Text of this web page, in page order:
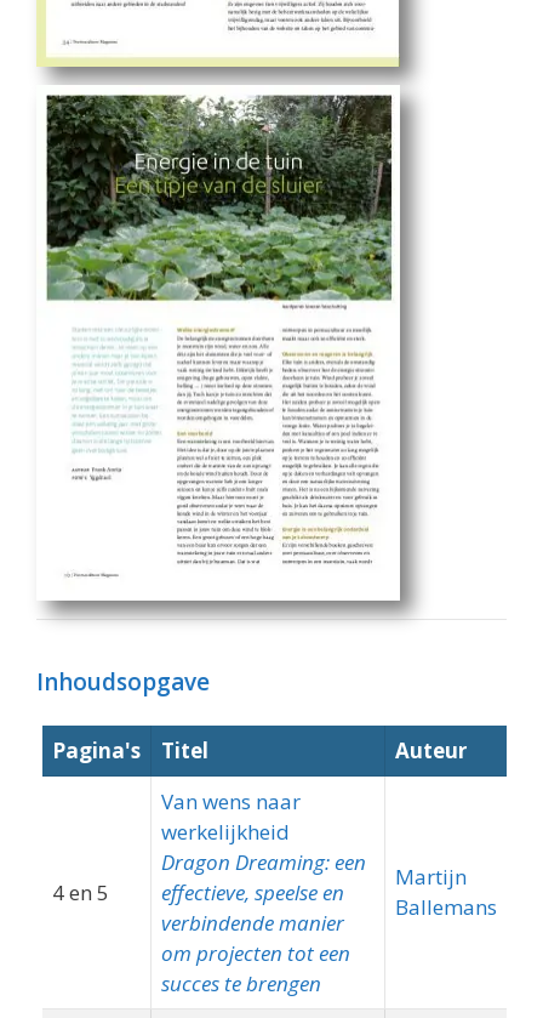
Inhoudsopgave
Pagina's Titel Auteur
4 en 5
Van wens naar
werkelijkheid
Dragon Dreaming: een
effectieve, speelse en
verbindende manier
om projecten tot een
succes te brengen
Martijn
Ballemans